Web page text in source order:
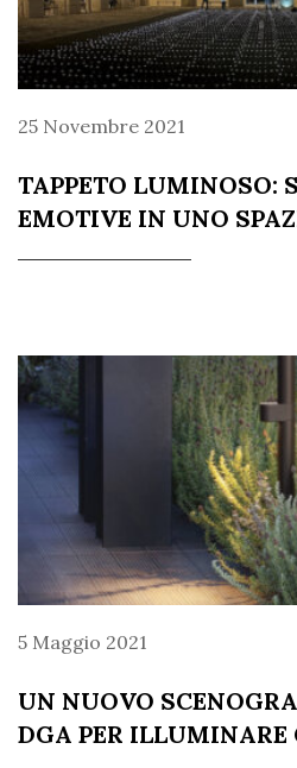
25 Novembre 2021
TAPPETO LUMINOSO:
EMOTIVE IN UNO
5 Maggio 2021
UN NUOVO
DGA PER ILLUMINARE